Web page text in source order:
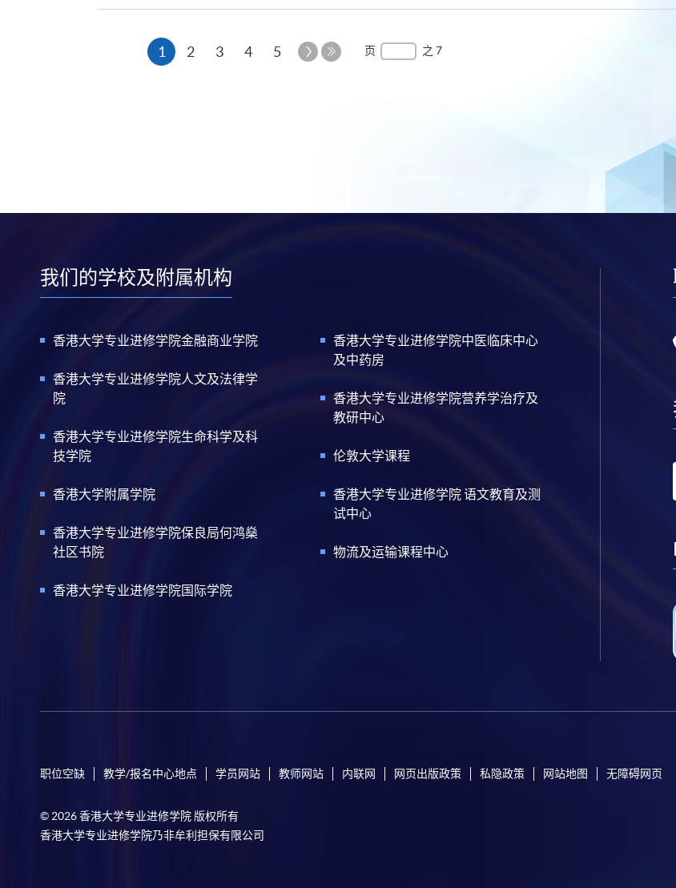
1 本
2 3 4 5
下
页 之 7
我们的学校及附属机构
香港大学专业进修学院金融商业学院
香港大学专业进修学院人文及法律学
院
香港大学专业进修学院生命科学及科
技学院
香港大学附属学院
香港大学专业进修学院保良局何鸿燊
社区书院
香港大学专业进修学院国际学院
香港大学专业进修学院中医临床中心
及中药房
香港大学专业进修学院营养学治疗及
教研中心
伦敦大学课程
香港大学专业进修学院 语文教育及测
试中心
物流及运输课程中心
职位空缺 教学/报名中心地点 学员网站 教师网站 内联网 网页出版政策 私隐政策 网站地图 无障碍网页
© 2026 香港大学专业进修学院 版权所有
香港大学专业进修学院乃非牟利担保有限公司